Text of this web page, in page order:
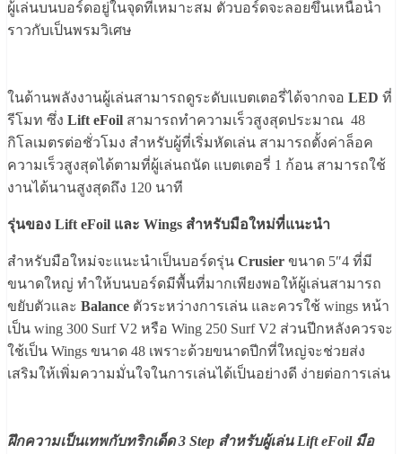
ผู้เล่นบนบอร์ดอยู่ในจุดที่เหมาะสม ตัวบอร์ดจะลอยขึ้นเหนือน้ำ
ราวกับเป็นพรมวิเศษ
ในด้านพลังงานผู้เล่นสามารถดูระดับแบตเตอรี่ได้จากจอ LED ที่
รีโมท ซึ่ง Lift eFoil สามารถทำความเร็วสูงสุดประมาณ 48
กิโลเมตรต่อชั่วโมง สำหรับผู้ที่เริ่มหัดเล่น สามารถตั้งค่าล็อค
ความเร็วสูงสุดได้ตามที่ผู้เล่นถนัด แบตเตอรี่ 1 ก้อน สามารถใช้
งานได้นานสูงสุดถึง 120 นาที
รุ่นของ Lift eFoil และ Wings สำหรับมือใหม่ที่แนะนำ
สำหรับมือใหม่จะแนะนำเป็นบอร์ดรุ่น Crusier ขนาด 5″4 ที่มี
ขนาดใหญ่ ทำให้บนบอร์ดมีพื้นที่มากเพียงพอให้ผู้เล่นสามารถ
ขยับตัวและ Balance ตัวระหว่างการเล่น และควรใช้ wings หน้า
เป็น wing 300 Surf V2 หรือ Wing 250 Surf V2 ส่วนปีกหลังควรจะ
ใช้เป็น Wings ขนาด 48 เพราะด้วยขนาดปีกที่ใหญ่จะช่วยส่ง
เสริมให้เพิ่มความมั่นใจในการเล่นได้เป็นอย่างดี ง่ายต่อการเล่น
ฝึกความเป็นเทพกับทริกเด็ด 3 Step สำหรับผู้เล่น Lift eFoil มือ